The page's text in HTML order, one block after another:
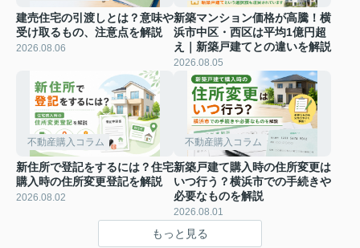
建売住宅の引渡しとは？意味や
受け取るもの、注意点を解説
2026.08.06
新築マンション価格が高騰！横
浜市中区・西区は平均1億円超
え｜新築戸建てとの違いを解説
2026.08.05
不動産購入コラム
新住所で登記をするには？住宅
購入時の住所変更登記を解説
2026.08.02
不動産購入コラム
新築戸建て購入時の住所変更は
いつ行う？横浜市での手続きや
必要なものを解説
2026.08.01
もっと見る